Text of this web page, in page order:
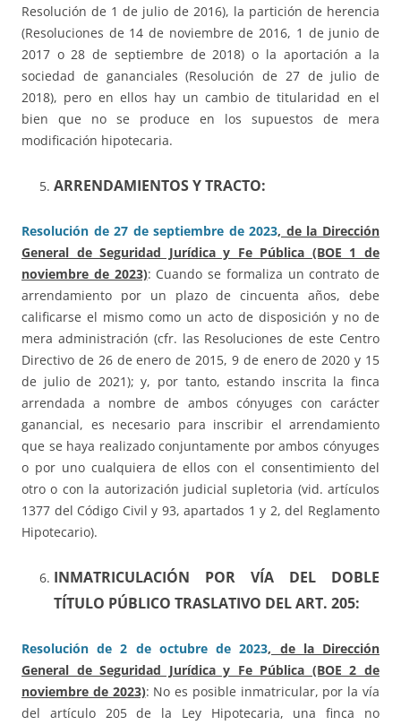
Resolución de 1 de julio de 2016), la partición de herencia
(Resoluciones de 14 de noviembre de 2016, 1 de junio de
2017 o 28 de septiembre de 2018) o la aportación a la
sociedad de gananciales (Resolución de 27 de julio de
2018), pero en ellos hay un cambio de titularidad en el
bien que no se produce en los supuestos de mera
modificación hipotecaria.
ARRENDAMIENTOS Y TRACTO:
Resolución de 27 de septiembre de 2023, de la Dirección
General de Seguridad Jurídica y Fe Pública (BOE 1 de
noviembre de 2023): Cuando se formaliza un contrato de
arrendamiento por un plazo de cincuenta años, debe
calificarse el mismo como un acto de disposición y no de
mera administración (cfr. las Resoluciones de este Centro
Directivo de 26 de enero de 2015, 9 de enero de 2020 y 15
de julio de 2021); y, por tanto, estando inscrita la finca
arrendada a nombre de ambos cónyuges con carácter
ganancial, es necesario para inscribir el arrendamiento
que se haya realizado conjuntamente por ambos cónyuges
o por uno cualquiera de ellos con el consentimiento del
otro o con la autorización judicial supletoria (vid. artículos
1377 del Código Civil y 93, apartados 1 y 2, del Reglamento
Hipotecario).
INMATRICULACIÓN POR VÍA DEL DOBLE
TÍTULO PÚBLICO TRASLATIVO DEL ART. 205:
Resolución de 2 de octubre de 2023, de la Dirección
General de Seguridad Jurídica y Fe Pública (BOE 2 de
noviembre de 2023): No es posible inmatricular, por la vía
del artículo 205 de la Ley Hipotecaria, una finca no